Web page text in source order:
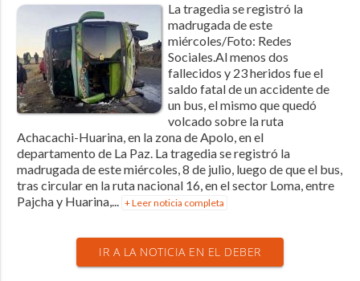
La tragedia se registró la
madrugada de este
miércoles/Foto: Redes
Sociales.Al menos dos
fallecidos y 23 heridos fue el
saldo fatal de un accidente de
un bus, el mismo que quedó
volcado sobre la ruta
Achacachi-Huarina, en la zona de Apolo, en el
departamento de La Paz. La tragedia se registró la
madrugada de este miércoles, 8 de julio, luego de que el bus,
tras circular en la ruta nacional 16, en el sector Loma, entre
Pajcha y Huarina,... + Leer noticia completa
IR A LA NOTICIA EN EL DEBER